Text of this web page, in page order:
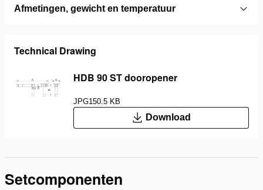
Afmetingen, gewicht en temperatuur
Technical Drawing
HDB 90 ST dooropener
JPG150.5 KB
Download
Setcomponenten